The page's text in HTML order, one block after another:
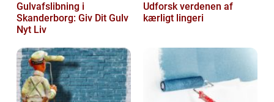
Gulvafslibning i
Skanderborg: Giv Dit Gulv
Nyt Liv
Udforsk verdenen af
kærligt lingeri